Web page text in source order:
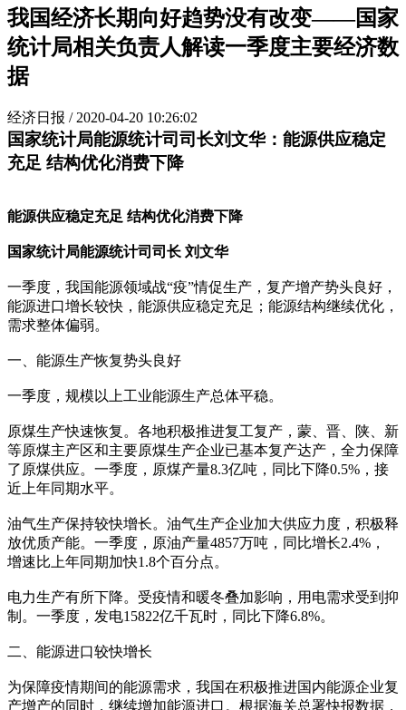
我国经济长期向好趋势没有改变——国家
统计局相关负责人解读一季度主要经济数
据
经济日报 / 2020-04-20 10:26:02
国家统计局能源统计司司长刘文华：能源供应稳定
充足 结构优化消费下降
能源供应稳定充足 结构优化消费下降
国家统计局能源统计司司长 刘文华
一季度，我国能源领域战“疫”情促生产，复产增产势头良好，
能源进口增长较快，能源供应稳定充足；能源结构继续优化，
需求整体偏弱。
一、能源生产恢复势头良好
一季度，规模以上工业能源生产总体平稳。
原煤生产快速恢复。各地积极推进复工复产，蒙、晋、陕、新
等原煤主产区和主要原煤生产企业已基本复产达产，全力保障
了原煤供应。一季度，原煤产量8.3亿吨，同比下降0.5%，接
近上年同期水平。
油气生产保持较快增长。油气生产企业加大供应力度，积极释
放优质产能。一季度，原油产量4857万吨，同比增长2.4%，
增速比上年同期加快1.8个百分点。
电力生产有所下降。受疫情和暖冬叠加影响，用电需求受到抑
制。一季度，发电15822亿千瓦时，同比下降6.8%。
二、能源进口较快增长
为保障疫情期间的能源需求，我国在积极推进国内能源企业复
产增产的同时，继续增加能源进口。根据海关总署快报数据，